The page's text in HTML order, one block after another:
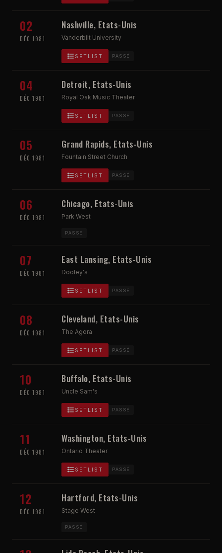
02
DÉC 1981
Nashville, Etats-Unis
Vanderbilt University
SETLIST PASSÉ
04
DÉC 1981
Detroit, Etats-Unis
Royal Oak Music Theater
SETLIST PASSÉ
05
DÉC 1981
Grand Rapids, Etats-Unis
Fountain Street Church
SETLIST PASSÉ
06
DÉC 1981
Chicago, Etats-Unis
Park West
PASSÉ
07
DÉC 1981
East Lansing, Etats-Unis
Dooley's
SETLIST PASSÉ
08
DÉC 1981
Cleveland, Etats-Unis
The Agora
SETLIST PASSÉ
10
DÉC 1981
Buffalo, Etats-Unis
Uncle Sam's
SETLIST PASSÉ
11
DÉC 1981
Washington, Etats-Unis
Ontario Theater
SETLIST PASSÉ
12
DÉC 1981
Hartford, Etats-Unis
Stage West
PASSÉ